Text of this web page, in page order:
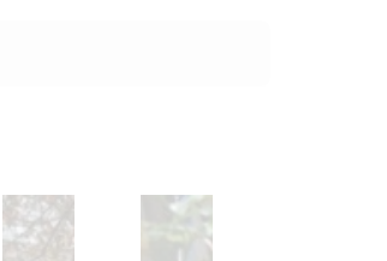
Parkbänk mmcité Blocq LBQ110t